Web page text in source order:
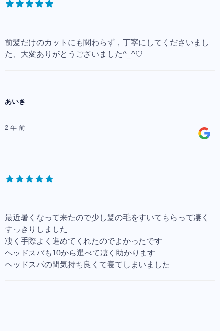
前髪だけのカットにも関わらず，丁寧にしてくださいまし
た、大変ありがとうございました^_^♡
あいき
2 年 前
最近暑くなって来たので少し髪の毛をすいてもらって凄く
すっきりしました
凄く手際よく進めてくれたのでよかったです
ヘッドスバも10から選べて凄く助かります
ヘッドスパの間気持ち良くて寝てしまいました